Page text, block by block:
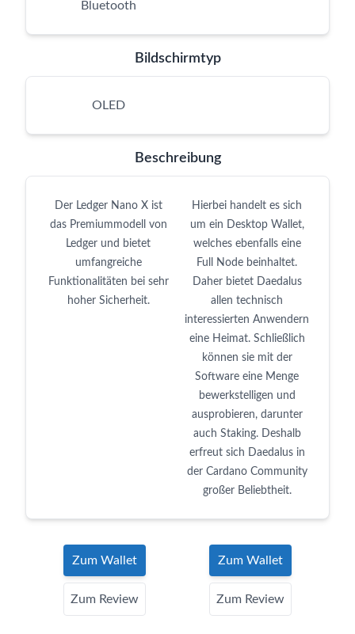
Bluetooth
Bildschirmtyp
OLED
Beschreibung
Der Ledger Nano X ist
das Premiummodell von
Ledger und bietet
umfangreiche
Funktionalitäten bei sehr
hoher Sicherheit.
Hierbei handelt es sich
um ein Desktop Wallet,
welches ebenfalls eine
Full Node beinhaltet.
Daher bietet Daedalus
allen technisch
interessierten Anwendern
eine Heimat. Schließlich
können sie mit der
Software eine Menge
bewerkstelligen und
ausprobieren, darunter
auch Staking. Deshalb
erfreut sich Daedalus in
der Cardano Community
großer Beliebtheit.
Zum Wallet
Zum Review
Zum Wallet
Zum Review